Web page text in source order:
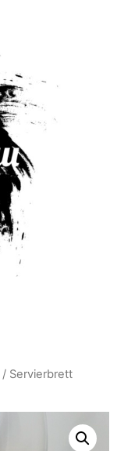
/ Servierbrett